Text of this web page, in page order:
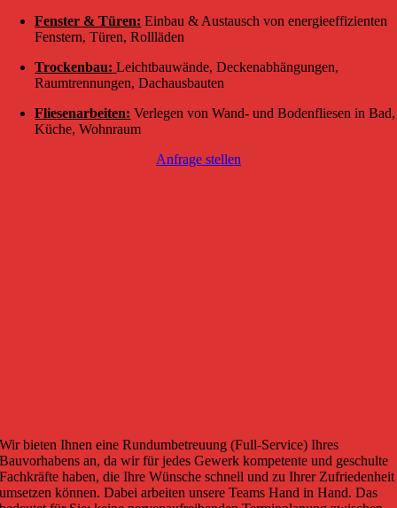
Fenster & Türen: Einbau & Austausch von energieeffizienten
Fenstern, Türen, Rollläden
Trockenbau:Leichtbauwände, Deckenabhängungen,
Raumtrennungen, Dachausbauten
Fliesenarbeiten: Verlegen von Wand- und Bodenfliesen in Bad,
Küche, Wohnraum
Anfrage stellen
Wir bieten Ihnen eine Rundumbetreuung (Full-Service) Ihres
Bauvorhabens an, da wir für jedes Gewerk kompetente und geschulte
Fachkräfte haben, die Ihre Wünsche schnell und zu Ihrer Zufriedenheit
umsetzen können. Dabei arbeiten unsere Teams Hand in Hand. Das